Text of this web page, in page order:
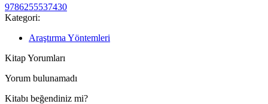
9786255537430
Kategori:
Araştırma Yöntemleri
Kitap Yorumları
Yorum bulunamadı
Kitabı beğendiniz mi?